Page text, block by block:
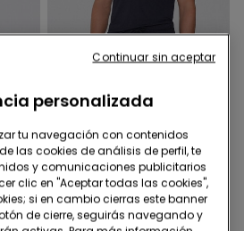
-55%
3 Colores
Shorts de Viscosa con
bolsillos y cordón
5,00 € 10,99 € -55%
personalizada
tu navegación con contenidos
las cookies de análisis de perfil, te
y comunicaciones publicitarios
clic en "Aceptar todas las cookies",
si en cambio cierras este banner
de cierre, seguirás navegando y
Continuar sin aceptar